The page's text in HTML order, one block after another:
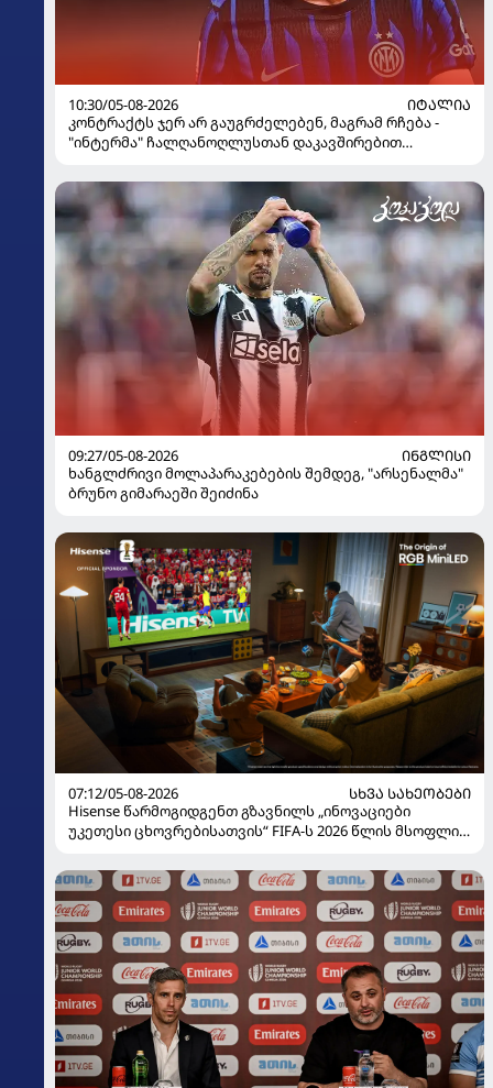
10:30/05-08-2026
ᲘᲢᲐᲚᲘᲐ
კონტრაქტს ჯერ არ გაუგრძელებენ, მაგრამ რჩება -
"ინტერმა" ჩალღანოღლუსთან დაკავშირებით
09:27/05-08-2026
ᲘᲜᲒᲚᲘᲡᲘ
ხანგლძრივი მოლაპარაკებების შემდეგ, "არსენალმა"
ბრუნო გიმარაეში შეიძინა
07:12/05-08-2026
ᲡᲮᲕᲐ ᲡᲐᲮᲔᲝᲑᲔᲑᲘ
Hisense წარმოგიდგენთ გზავნილს „ინოვაციები
უკეთესი ცხოვრებისათვის“ FIFA-ს 2026 წლის მსოფლიო